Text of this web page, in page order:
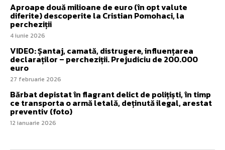
Aproape două milioane de euro (în opt valute
diferite) descoperite la Cristian Pomohaci, la
percheziții
4 iunie 2026
VIDEO: Șantaj, camată, distrugere, influențarea
declaraților – percheziții. Prejudiciu de 200.000
euro
27 februarie 2026
Bărbat depistat în flagrant delict de polițiști, în timp
ce transporta o armă letală, deținută ilegal, arestat
preventiv (foto)
12 ianuarie 2026